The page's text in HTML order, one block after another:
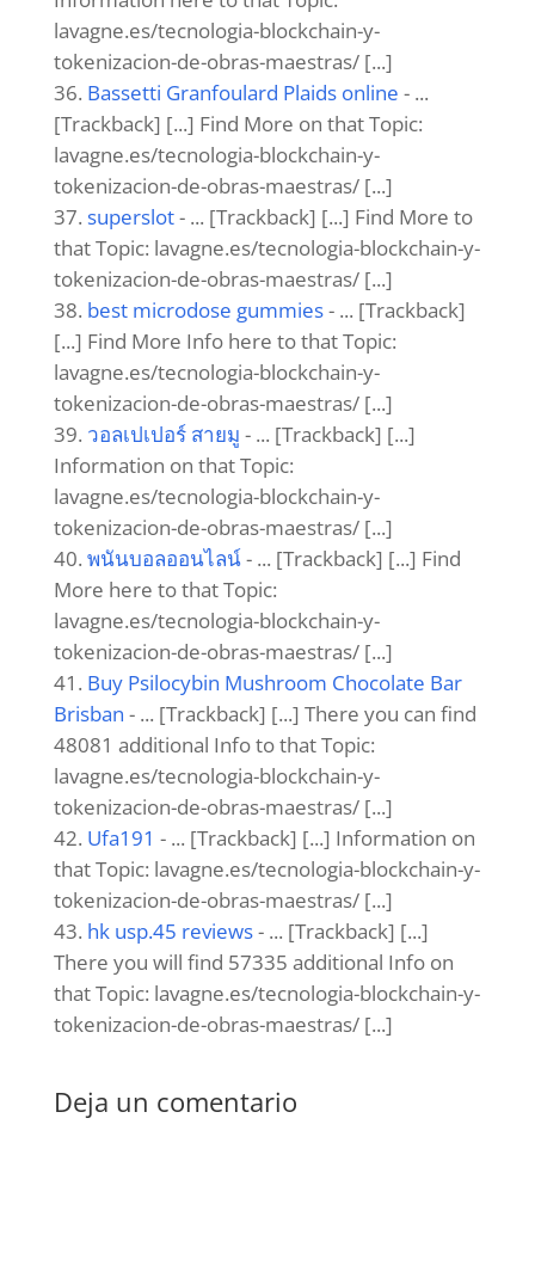
lavagne.es/tecnologia-blockchain-y-
tokenizacion-de-obras-maestras/ [...]
Bassetti Granfoulard Plaids online - ...
[Trackback] [...] Find More on that Topic:
lavagne.es/tecnologia-blockchain-y-
tokenizacion-de-obras-maestras/ [...]
superslot- ... [Trackback] [...] Find More to
that Topic: lavagne.es/tecnologia-blockchain-y-
tokenizacion-de-obras-maestras/ [...]
best microdose gummies- ... [Trackback]
[...] Find More Info here to that Topic:
lavagne.es/tecnologia-blockchain-y-
tokenizacion-de-obras-maestras/ [...]
วอลเปเปอร์ สายมู - ... [Trackback] [...]
Information on that Topic:
lavagne.es/tecnologia-blockchain-y-
tokenizacion-de-obras-maestras/ [...]
พนันบอลออนไลน์- ... [Trackback] [...] Find
More here to that Topic:
lavagne.es/tecnologia-blockchain-y-
tokenizacion-de-obras-maestras/ [...]
Buy Psilocybin Mushroom Chocolate Bar
Brisban - ... [Trackback] [...] There you can find
48081 additional Info to that Topic:
lavagne.es/tecnologia-blockchain-y-
tokenizacion-de-obras-maestras/ [...]
Ufa191 - ... [Trackback] [...] Information on
that Topic: lavagne.es/tecnologia-blockchain-y-
tokenizacion-de-obras-maestras/ [...]
hk usp.45 reviews- ... [Trackback] [...]
There you will find 57335 additional Info on
that Topic: lavagne.es/tecnologia-blockchain-y-
tokenizacion-de-obras-maestras/ [...]
Deja un comentario